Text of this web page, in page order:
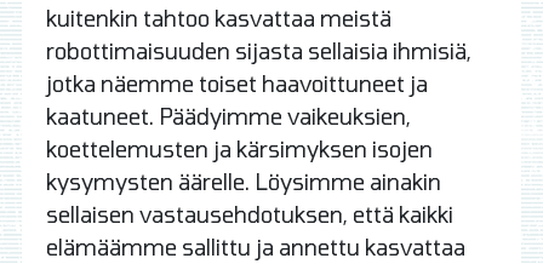
kuitenkin tahtoo kasvattaa meistä
robottimaisuuden sijasta sellaisia ihmisiä,
jotka näemme toiset haavoittuneet ja
kaatuneet. Päädyimme vaikeuksien,
koettelemusten ja kärsimyksen isojen
kysymysten äärelle. Löysimme ainakin
sellaisen vastausehdotuksen, että kaikki
elämäämme sallittu ja annettu kasvattaa